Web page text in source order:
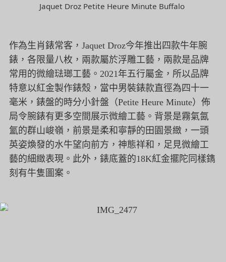
Jaquet Droz Petite Heure Minute Buffalo
作為生肖錶常客， Jaquet Droz今年推出四款牛年腕
錶，各限量八枚，兩款屬於浮雕工藝，兩款是品牌
常用的微繪琺瑯工藝。 2021年五行屬金，所以品牌
特意以紅金製作錶殼，當中男裝錶款直徑為四十一
毫米，錶盤的時分小針盤（Petite Heure Minute）佈
局令腕錶有更多空間展示微繪工藝。背景是霧氣氤
氳的群山峻嶺，前景是柔和寧靜的田園景緻，一頭
英姿煥發的水牛望向前方，神態祥和，足見微繪工
藝的細緻表現。此外，錶底蓋的18K紅金擺陀同樣鐫
刻有牛隻圖案。